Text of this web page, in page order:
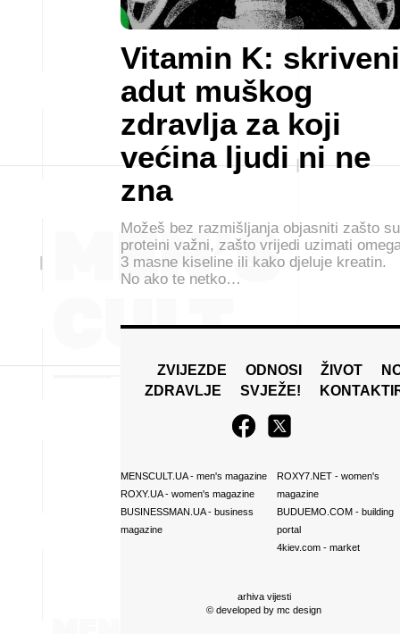
Vitamin K: skriveni
adut muškog
zdravlja za koji
većina ljudi ni ne
zna
Možeš bez razmišljanja objasniti zašto su
proteini važni, zašto vrijedi uzimati
3 masne kiseline ili kako djeluje kreatin.
No ako te netko…
ZVIJEZDE ODNOSI ŽIVOT
ZDRAVLJE
SVJEŽE!
MENSCULT.UA- men's magazine
ROXY.UA- women's magazine
BUSINESSMAN.UA- business
magazine
ROXY7.NET- women's
magazine
BUDUEMO.COM- building
portal
4kiev.com- market
arhiva vijesti
© developed by mc design